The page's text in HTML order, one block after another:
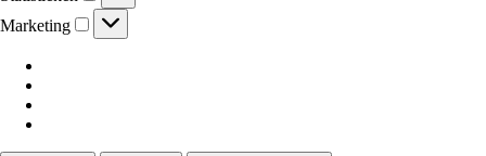
Marketing